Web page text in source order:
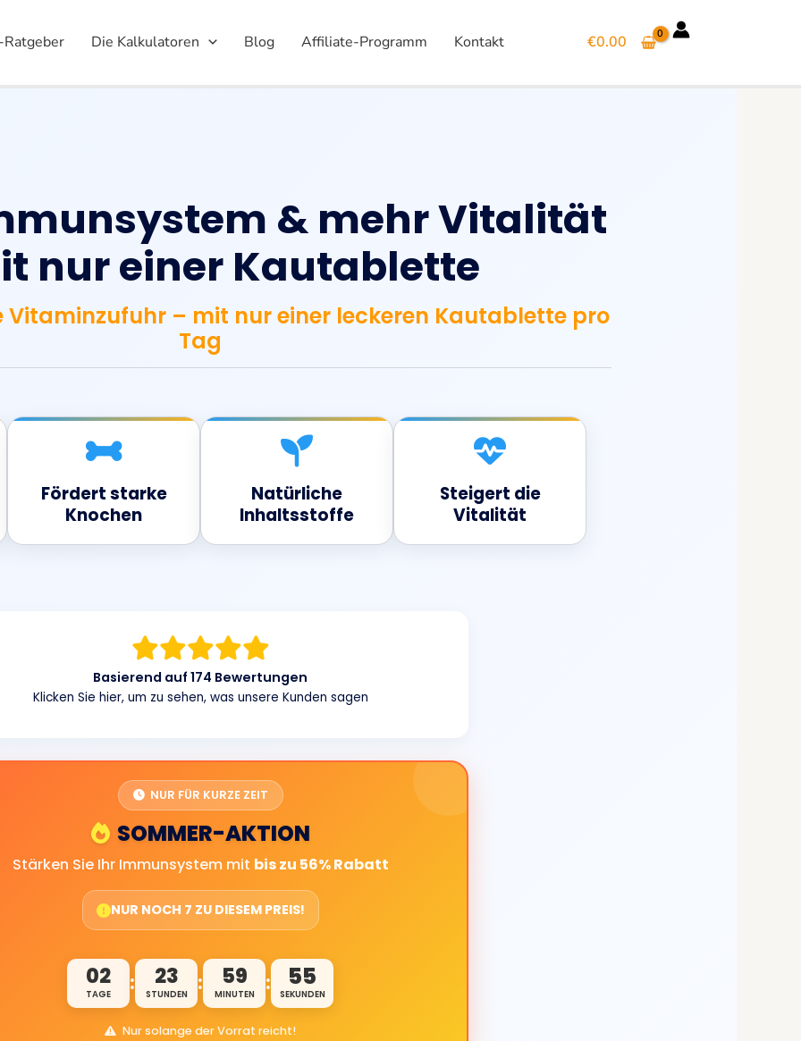
Die Kalkulatoren Blog Affiliate-Programm Kontakt €0.00
& mehr Vitalität
nur einer Kautablette
Vitaminzufuhr – mit nur einer leckeren Kautablette pro
Tag
Fördert starke
Knochen
Natürliche
Inhaltsstoffe
Steigert die
Vitalität
Basierend auf 174 Bewertungen
Klicken Sie hier, um zu sehen, was unsere Kunden sagen
NUR FÜR KURZE ZEIT
SOMMER-AKTION
Stärken Sie Ihr Immunsystem mit bis zu 56% Rabatt
NUR NOCH 7 ZU DIESEM PREIS!
02
TAGE : 23
STUNDEN : 59
MINUTEN : 54
SEKUNDEN
Nur solange der Vorrat reicht!